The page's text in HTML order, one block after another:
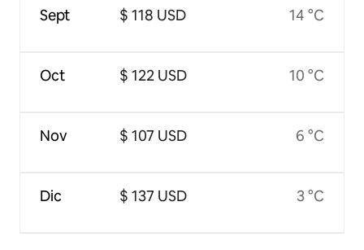
Sept
Oct
Nov
Dic
$ 118 USD
$ 122 USD
$ 107 USD
$ 137 USD
14 °C
10 °C
6 °C
3 °C